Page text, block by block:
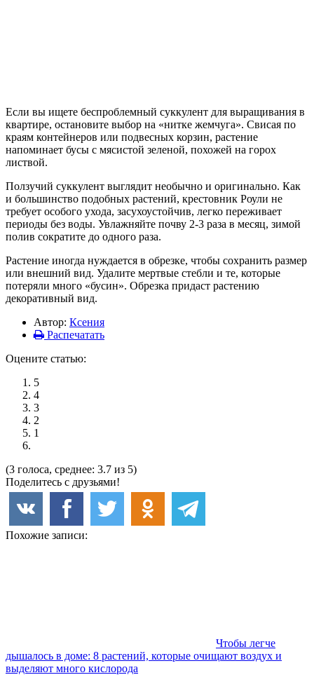
Если вы ищете беспроблемный суккулент для выращивания в
квартире, остановите выбор на «нитке жемчуга». Свисая по
краям контейнеров или подвесных корзин, растение
напоминает бусы с мясистой зеленой, похожей на горох
листвой.
Ползучий суккулент выглядит необычно и оригинально. Как
и большинство подобных растений, крестовник Роули не
требует особого ухода, засухоустойчив, легко переживает
периоды без воды. Увлажняйте почву 2-3 раза в месяц, зимой
полив сократите до одного раза.
Растение иногда нуждается в обрезке, чтобы сохранить размер
или внешний вид. Удалите мертвые стебли и те, которые
потеряли много «бусин». Обрезка придаст растению
декоративный вид.
Автор: Ксения
Распечатать
Оцените статью:
5
4
3
2
1
(3 голоса, среднее: 3.7 из 5)
Поделитесь с друзьями!
Похожие записи:
Чтобы легче
дышалось в доме: 8 растений, которые очищают воздух и
выделяют много кислорода